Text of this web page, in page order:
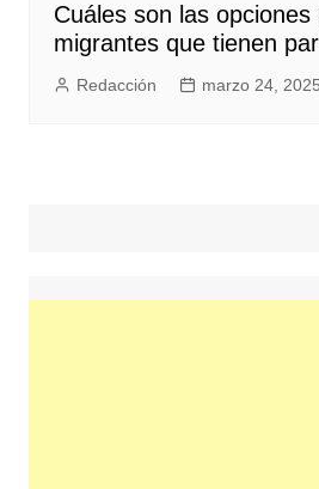
Cuáles son las opciones
migrantes que tienen
Redacción marzo 24, 2025